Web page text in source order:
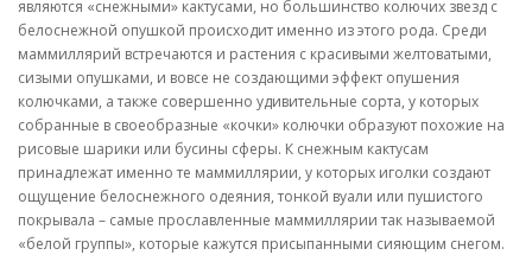
являются «снежными» кактусами, но большинство колючих звезд с
белоснежной опушкой происходит именно из этого рода. Среди
маммиллярий встречаются и растения с красивыми желтоватыми,
сизыми опушками, и вовсе не создающими эффект опушения
колючками, а также совершенно удивительные сорта, у которых
собранные в своеобразные «кочки» колючки образуют похожие на
рисовые шарики или бусины сферы. К снежным кактусам
принадлежат именно те маммиллярии, у которых иголки создают
ощущение белоснежного одеяния, тонкой вуали или пушистого
покрывала – самые прославленные маммиллярии так называемой
«белой группы», которые кажутся присыпанными сияющим снегом.